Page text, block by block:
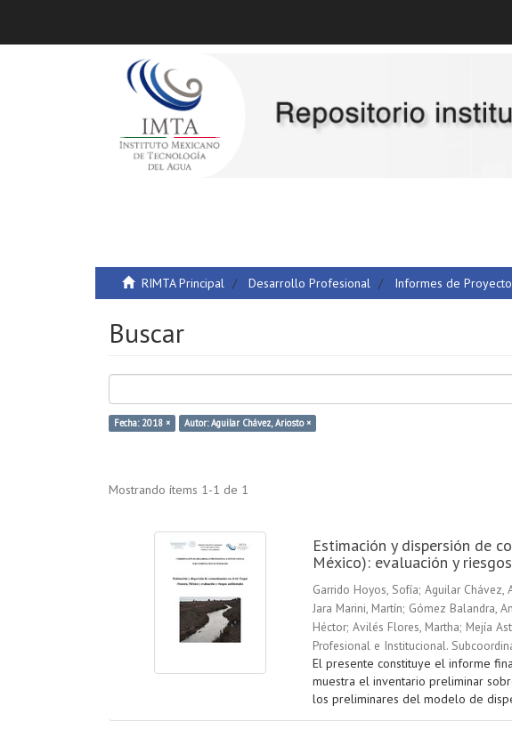
RIMTA Principal Desarrollo Profesional Informes de
Buscar
Fecha: 2018 × Autor: Aguilar Chávez, Ariosto ×
Mostrando ítems 1-1 de 1
Estimación y dispersión de
México): evaluación y
Garrido Hoyos, Sofía; Aguilar Chávez,
Jara Marini, Martín; Gómez Balandra,
Héctor; Avilés Flores, Martha; Mejía
Profesional e Institucional.
El presente constituye el informe
muestra el inventario preliminar
los preliminares del modelo de